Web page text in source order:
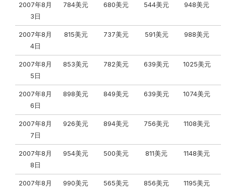
2007年8月
3日
784美元 680美元 544美元 948美元
2007年8月
4日
815美元 737美元 591美元 988美元
2007年8月
5日
853美元 782美元 639美元 1025美元
2007年8月
6日
898美元 849美元 639美元 1074美元
2007年8月
7日
926美元 894美元 756美元 1108美元
2007年8月
8日
954美元 500美元 811美元 1148美元
2007年8月
990美元 565美元 856美元 1195美元